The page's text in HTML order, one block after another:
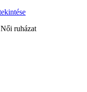
Női ruházat